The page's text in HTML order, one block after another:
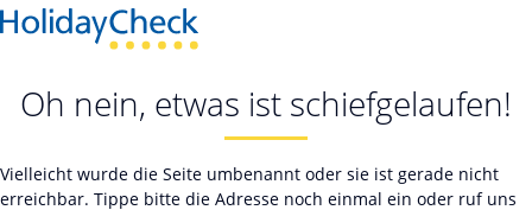
Oh nein, etwas ist schiefgelaufen!
Vielleicht wurde die Seite umbenannt oder sie ist gerade nicht
erreichbar. Tippe bitte die Adresse noch einmal ein oder ruf uns